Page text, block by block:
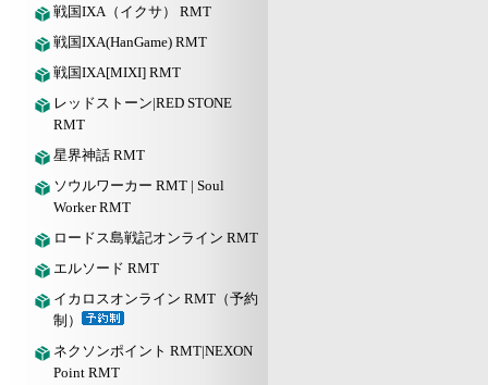
戦国IXA（イクサ） RMT
戦国IXA(HanGame) RMT
戦国IXA[MIXI] RMT
レッドストーン|RED STONE
RMT
星界神話 RMT
ソウルワーカー RMT | Soul
Worker RMT
ロードス島戦記オンライン RMT
エルソード RMT
イカロスオンライン RMT（予約
制）
ネクソンポイント RMT|NEXON
Point RMT